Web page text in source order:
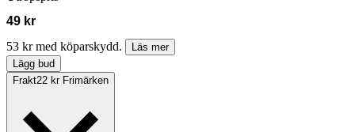
49 kr
53 kr med köparskydd.
Läs mer
Lägg bud
Frakt22 kr Frimärken